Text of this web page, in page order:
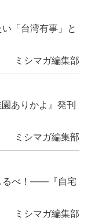
「台湾有事」と
ミシマガ編集部
ありかよ』発刊
ミシマガ編集部
るべ！――『自宅
ミシマガ編集部